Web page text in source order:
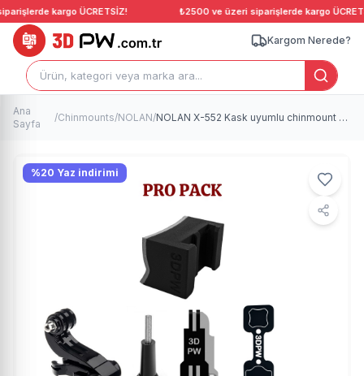
kargo ÜCRETSİZ! ₺2500 ve üzeri siparişlerde kargo
Kargom Nerede?
Ana
Sayfa
/Chinmounts/NOLAN/ NOLAN X-552 Kask uyumlu chinmount aksiyon kamera çene bağlantı aparatı seti
%20 Yaz indirimi